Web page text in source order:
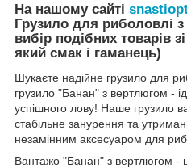
На нашому сайті
Грузило для риболовлі
вибір подібних товарів
який смак і гаманець)
Шукаєте надійне грузило для
грузило "Банан" з вертлюгом -
успішного лову! Наше грузило
стабільне занурення та
незамінним аксесуаром для
Вантажо "Банан" з вертлюгом -